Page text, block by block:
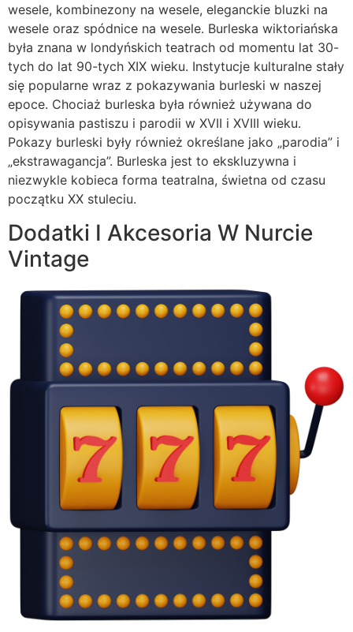
wesele, kombinezony na wesele, eleganckie bluzki na
wesele oraz spódnice na wesele. Burleska wiktoriańska
była znana w londyńskich teatrach od momentu lat 30-
tych do lat 90-tych XIX wieku. Instytucje kulturalne stały
się popularne wraz z pokazywania burleski w naszej
epoce. Chociaż burleska była również używana do
opisywania pastiszu i parodii w XVII i XVIII wieku.
Pokazy burleski były również określane jako „parodia” i
„ekstrawagancja”. Burleska jest to ekskluzywna i
niezwykle kobieca forma teatralna, świetna od czasu
początku XX stuleciu.
Dodatki I Akcesoria W Nurcie
Vintage